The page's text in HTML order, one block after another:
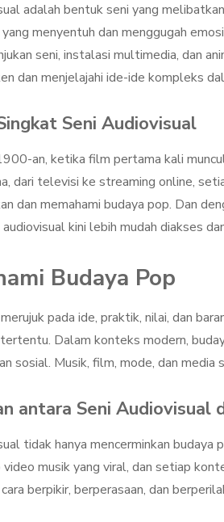
adalah bentuk seni yang
menyentuh dan menggugah
seni, instalasi multimedia, dan
dan menjelajahi ide-ide kompleks
Seni Audiovisual
an, ketika film pertama kali
dari televisi ke streaming online,
dan memahami budaya pop. Dan
kini lebih mudah diakses
Budaya Pop
pada ide, praktik, nilai, dan
Dalam konteks modern,
sosial. Musik, film, mode, dan
antara Seni Audiovisual
tidak hanya mencerminkan
musik yang viral, dan setiap
berpikir, berperasaan, dan